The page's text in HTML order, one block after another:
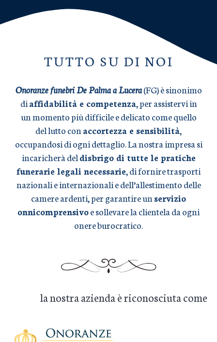
TUTTO SU DI NOI
Onoranze funebri De Palma a Lucera(FG) è sinonimo
diaffidabilità e competenza, per assistervi in
un momento più difficile e delicato come quello
del lutto con accortezza e sensibilità,
occupandosi di ogni dettaglio. La nostra impresa si
incaricherà deldisbrigo di tutte le pratiche
funerarie legali necessarie, di fornire trasporti
nazionali e internazionali e dell’allestimento delle
camere ardenti, per garantire unservizio
onnicomprensivoe sollevare la clientela da ogni
onere burocratico.
la nostra azienda è riconosciuta come